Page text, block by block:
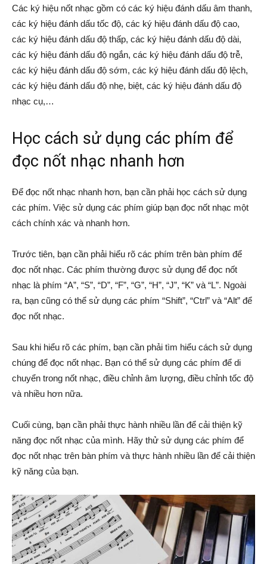
Các ký hiệu nốt nhạc gồm có các ký hiệu đánh dấu âm thanh,
các ký hiệu đánh dấu tốc độ, các ký hiệu đánh dấu độ cao,
các ký hiệu đánh dấu độ thấp, các ký hiệu đánh dấu độ dài,
các ký hiệu đánh dấu độ ngắn, các ký hiệu đánh dấu độ trễ,
các ký hiệu đánh dấu độ sớm, các ký hiệu đánh dấu độ lệch,
các ký hiệu đánh dấu độ nhẹ, biệt, các ký hiệu đánh dấu độ
nhạc cụ,…
Học cách sử dụng các phím để
đọc nốt nhạc nhanh hơn
Để đọc nốt nhạc nhanh hơn, bạn cần phải học cách sử dụng
các phím. Việc sử dụng các phím giúp bạn đọc nốt nhạc một
cách chính xác và nhanh hơn.
Trước tiên, bạn cần phải hiểu rõ các phím trên bàn phím để
đọc nốt nhạc. Các phím thường được sử dụng để đọc nốt
nhạc là phím “A”, “S”, “D”, “F”, “G”, “H”, “J”, “K” và “L”. Ngoài
ra, bạn cũng có thể sử dụng các phím “Shift”, “Ctrl” và “Alt” để
đọc nốt nhạc.
Sau khi hiểu rõ các phím, bạn cần phải tìm hiểu cách sử dụng
chúng để đọc nốt nhạc. Bạn có thể sử dụng các phím để di
chuyển trong nốt nhạc, điều chỉnh âm lượng, điều chỉnh tốc độ
và nhiều hơn nữa.
Cuối cùng, bạn cần phải thực hành nhiều lần để cải thiện kỹ
năng đọc nốt nhạc của mình. Hãy thử sử dụng các phím để
đọc nốt nhạc trên bàn phím và thực hành nhiều lần để cải thiện
kỹ năng của bạn.